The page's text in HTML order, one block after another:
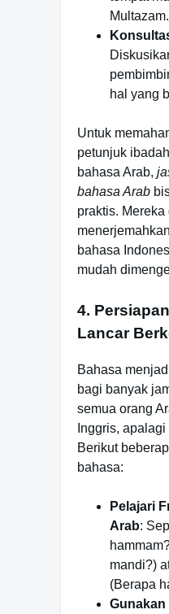
Multazam.
hal yang
Untuk
petunjuk
bahasa Arab,
bahasa Arab
praktis.
bahasa
mudah
4.
Lancar
Bahasa
bagi banyak
semua orang
Inggris,
Berikut
bahasa:
Pelajari
Arab:
mandi?)
(Berapa
Gunakan